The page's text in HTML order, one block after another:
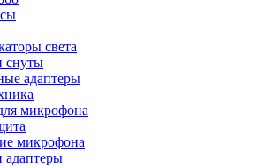
света
снуты
адаптеры
микрофона
микрофона
адаптеры